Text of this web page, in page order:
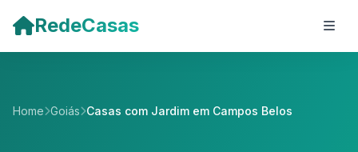
RedeCasas
Home Goiás Casas com Jardim em Campos Belos